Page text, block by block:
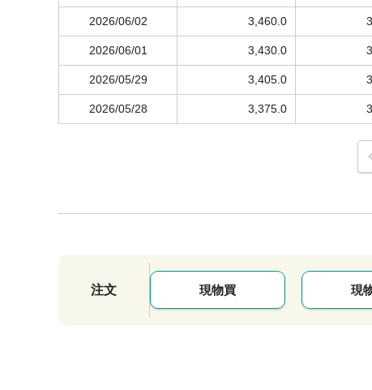
2026/06/02 3,460.0
2026/06/01 3,430.0
2026/05/29 3,405.0
2026/05/28 3,375.0
注文 現物買 現